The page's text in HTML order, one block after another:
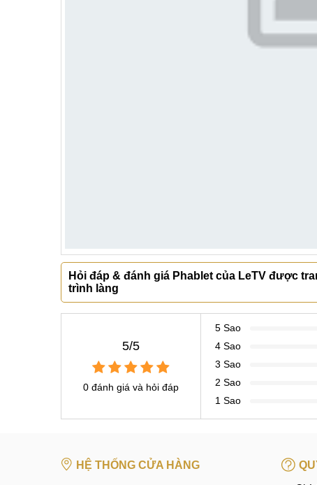
Hỏi đáp & đánh giá Phablet của LeTV được
trình làng
5/5
0 đánh giá và hỏi đáp
5 Sao
4 Sao
3 Sao
2 Sao
1 Sao
HỆ THỐNG CỬA HÀNG